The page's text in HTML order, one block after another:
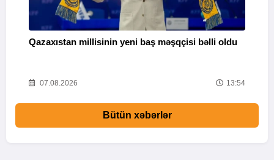
Qazaxıstan millisinin yeni baş məşqçisi bəlli oldu
07.08.2026 13:54
Bütün xəbərlər